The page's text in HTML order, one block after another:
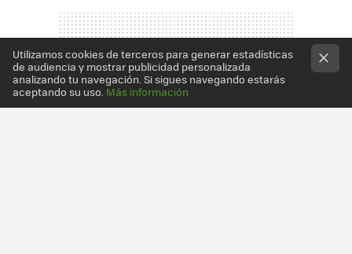
Utilizamos cookies de terceros para generar estadísticas
de audiencia y mostrar publicidad personalizada
analizando tu navegación. Si sigues navegando estarás
aceptando su uso. Más información